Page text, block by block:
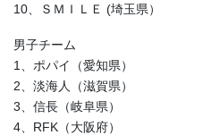
10、ＳＭＩＬＥ (埼玉県）
男子チーム
1、ポパイ（愛知県）
2、淡海人（滋賀県）
3、信長（岐阜県）
4、RFK（大阪府）